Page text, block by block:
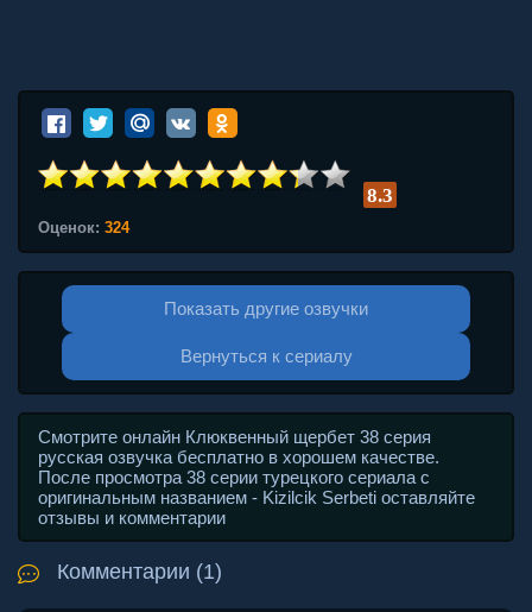
8.3
Оценок: 324
Показать другие озвучки
Вернуться к сериалу
Смотрите онлайн Клюквенный щербет 38 серия
русская озвучка бесплатно в хорошем качестве.
После просмотра 38 серии турецкого сериала с
оригинальным названием - Kizilcik Serbeti оставляйте
отзывы и комментарии
Комментарии (1)